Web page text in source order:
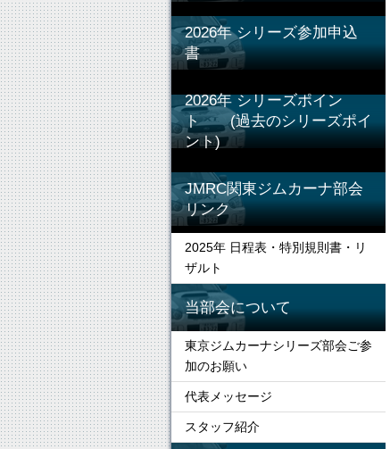
2026年 シリーズ参加申込
書
2026年 シリーズポイン
ト (過去のシリーズポイ
ント)
JMRC関東ジムカーナ部会
リンク
2025年 日程表・特別規則書・リ
ザルト
当部会について
東京ジムカーナシリーズ部会ご参
加のお願い
代表メッセージ
スタッフ紹介